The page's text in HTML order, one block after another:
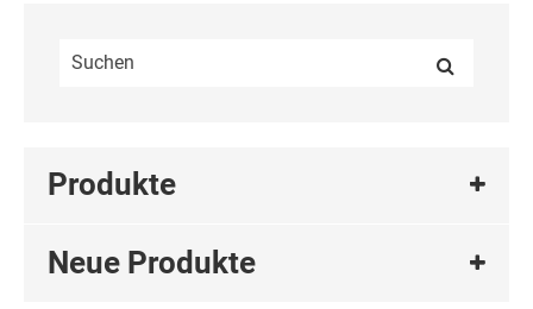
Produkte
Neue Produkte